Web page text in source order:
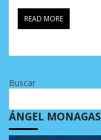
READ MORE
Buscar
ÁNGEL MONAGAS